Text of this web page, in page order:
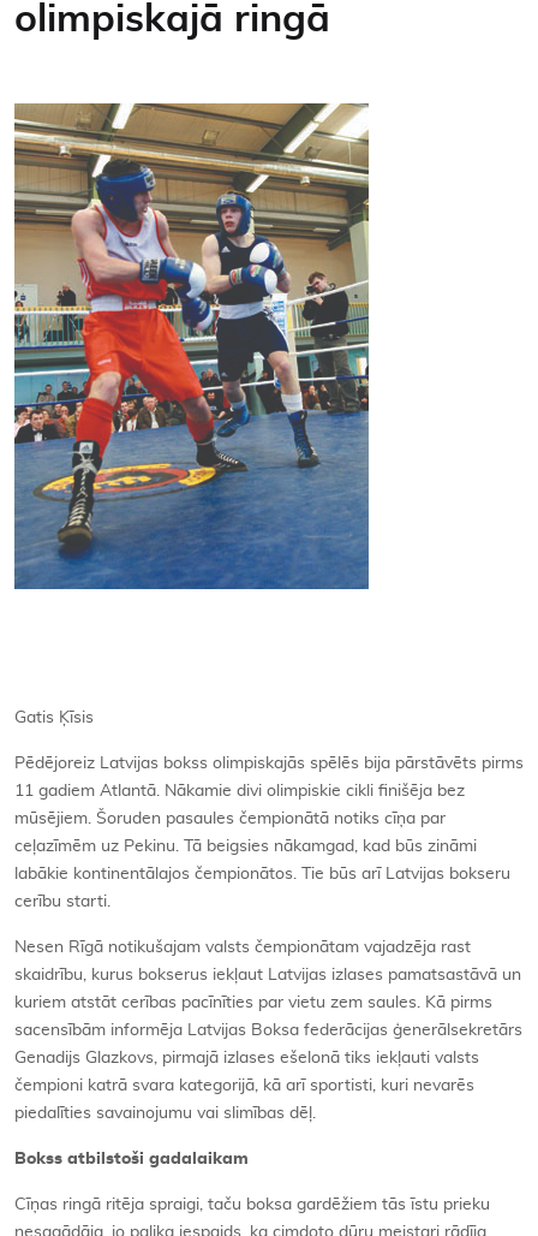
olimpiskajā ringā
Gatis Ķīsis
Pēdējoreiz Latvijas bokss olimpiskajās spēlēs bija pārstāvēts pirms
11 gadiem Atlantā. Nākamie divi olimpiskie cikli finišēja bez
mūsējiem. Šoruden pasaules čempionātā notiks cīņa par
ceļazīmēm uz Pekinu. Tā beigsies nākamgad, kad būs zināmi
labākie kontinentālajos čempionātos. Tie būs arī Latvijas bokseru
cerību starti.
Nesen Rīgā notikušajam valsts čempionātam vajadzēja rast
skaidrību, kurus bokserus iekļaut Latvijas izlases pamatsastāvā un
kuriem atstāt cerības pacīnīties par vietu zem saules. Kā pirms
sacensībām informēja Latvijas Boksa federācijas ģenerālsekretārs
Genadijs Glazkovs, pirmajā izlases ešelonā tiks iekļauti valsts
čempioni katrā svara kategorijā, kā arī sportisti, kuri nevarēs
piedalīties savainojumu vai slimības dēļ.
Bokss atbilstoši gadalaikam
Cīņas ringā ritēja spraigi, taču boksa gardēžiem tās īstu prieku
nesagādāja, jo palika iespaids, ka cimdoto dūru meistari rādīja